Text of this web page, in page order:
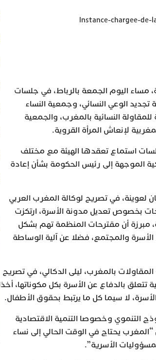
مساء اليوم الجمعة بالرباط، في جلسات
الوعي النسائي، وجمعية النساء
النسائية بالمغرب، والجمعية
لإنعاش المرأة القروية.
استماع تعقدها الهيئة مع مختلف
الموجهة إلى رئيس الحكومة بشأن إعادة
لعوينة، في تصريح لوكالة المغرب العربي
بخصوص تعديل مدونة الأسرة، ارتكزت
مبرزة أن مقترحات المنظمة تهم بشكل
والمجتمع، فضلا عن آلية الوساطة
بالمغرب، ليلى الدكالي، في تصريح
تتعلق بالدفاع عن الأسرة بكل مكوناتها،
لا سيما كل ما يرتبط بحقوق الأطفال.
التنموي وخصوصا التنمية الاقتصادية
يحتاج في الوقت الحالي إلى نساء
الأسرية”.